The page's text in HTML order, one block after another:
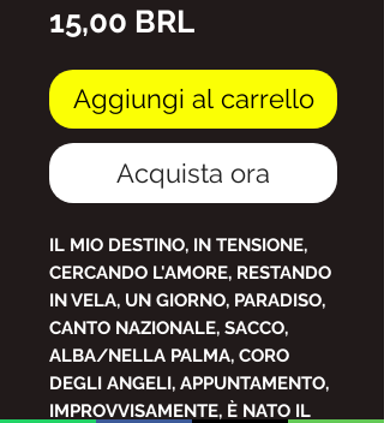
15,00 BRLPrezzo
Aggiungi al carrello
Acquista ora
IL MIO DESTINO, IN TENSIONE,
CERCANDO L'AMORE, RESTANDO
IN VELA, UN GIORNO, PARADISO,
CANTO NAZIONALE, SACCO,
ALBA/NELLA PALMA, CORO
DEGLI ANGELI, APPUNTAMENTO,
IMPROVVISAMENTE, È NATO IL